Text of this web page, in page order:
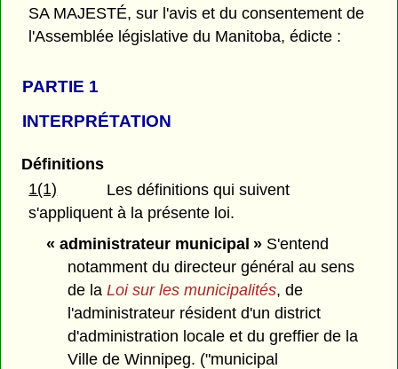
SA MAJESTÉ, sur l'avis et du consentement de
l'Assemblée législative du Manitoba, édicte :
PARTIE 1
INTERPRÉTATION
Définitions
1(1)
Les définitions qui suivent
s'appliquent à la présente loi.
« administrateur municipal »S'entend
notamment du directeur général au sens
de laLoi sur les municipalités, de
l'administrateur résident d'un district
d'administration locale et du greffier de la
Ville de Winnipeg. ("municipal